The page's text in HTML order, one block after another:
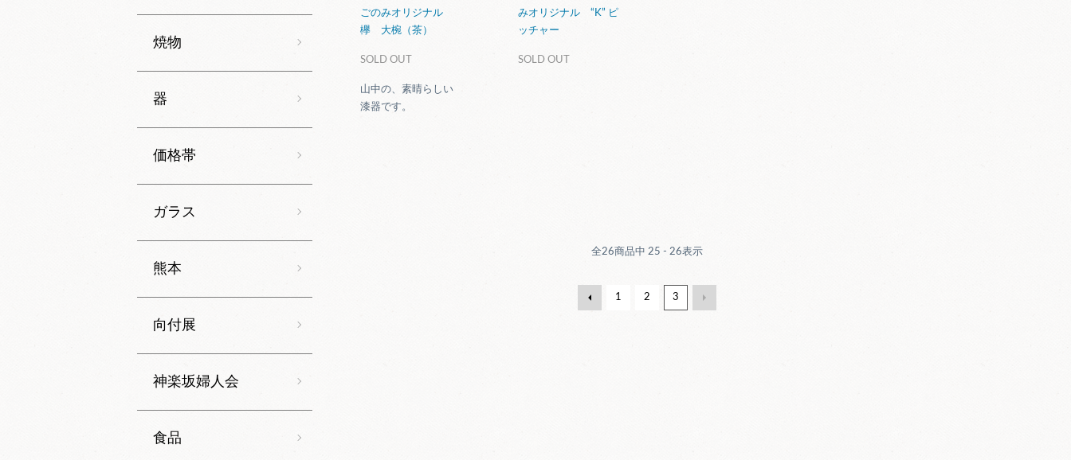
ごのみオリジナル
欅 大椀（茶）
SOLD OUT
山中の、素晴らしい
漆器です。
みオリジナル “K” ピ
ッチャー
SOLD OUT
全26商品中 25 - 26表示
1 2 3
焼物
器
価格帯
ガラス
熊本
向付展
神楽坂婦人会
食品